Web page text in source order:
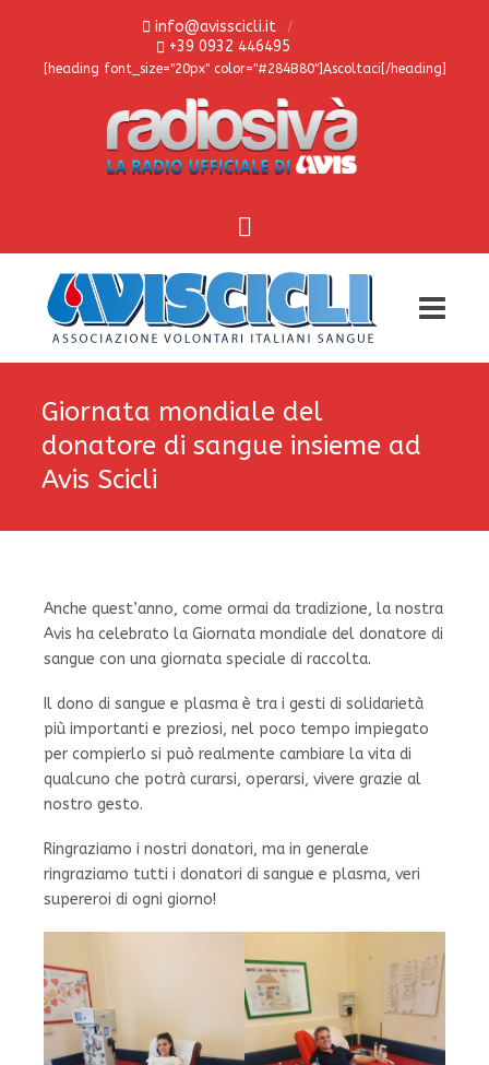
info@avisscicli.it
+39 0932 446495
[heading font_size="20px" color="#284B80"]Ascoltaci[/heading]
Giornata mondiale del
donatore di sangue insieme ad
Avis Scicli
Anche quest’anno, come ormai da tradizione, la nostra
Avis ha celebrato la Giornata mondiale del donatore di
sangue con una giornata speciale di raccolta.
Il dono di sangue e plasma è tra i gesti di solidarietà
più importanti e preziosi, nel poco tempo impiegato
per compierlo si può realmente cambiare la vita di
qualcuno che potrà curarsi, operarsi, vivere grazie al
nostro gesto.
Ringraziamo i nostri donatori, ma in generale
ringraziamo tutti i donatori di sangue e plasma, veri
supereroi di ogni giorno!